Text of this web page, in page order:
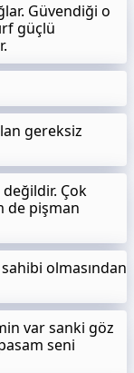
Güvendiği o
güçlü
gereksiz
değildir. Çok
de pişman
olmasından
var sanki göz
seni